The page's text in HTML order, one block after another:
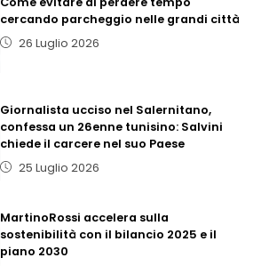
cercando parcheggio nelle grandi città
26 Luglio 2026
Giornalista ucciso nel Salernitano,
confessa un 26enne tunisino: Salvini
chiede il carcere nel suo Paese
25 Luglio 2026
MartinoRossi accelera sulla
sostenibilità con il bilancio 2025 e il
piano 2030